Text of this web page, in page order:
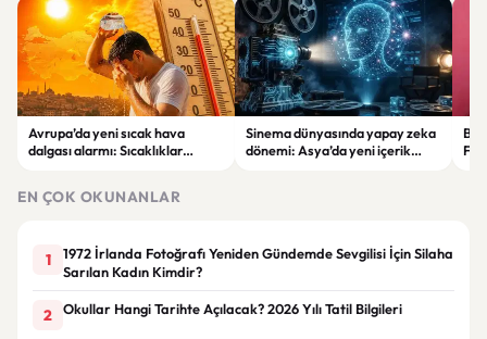
Avrupa’da yeni sıcak hava
dalgası alarmı: Sıcaklıklar
Sinema dünyasında yapay zeka
dönemi: Asya’da yeni içerik
EN ÇOK OKUNANLAR
1
1972 İrlanda Fotoğrafı Yeniden Gündemde Sevgilisi İçin Silaha
Sarılan Kadın Kimdir?
2 Okullar Hangi Tarihte Açılacak? 2026 Yılı Tatil Bilgileri